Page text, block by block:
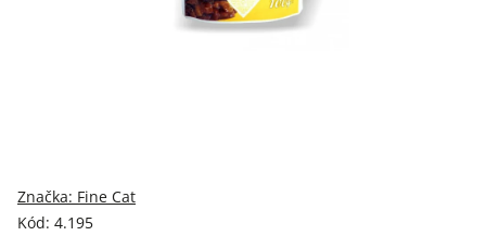
Kód: 4.195
Značka: Fine Cat